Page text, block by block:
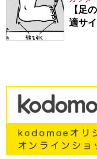
【足
適サ